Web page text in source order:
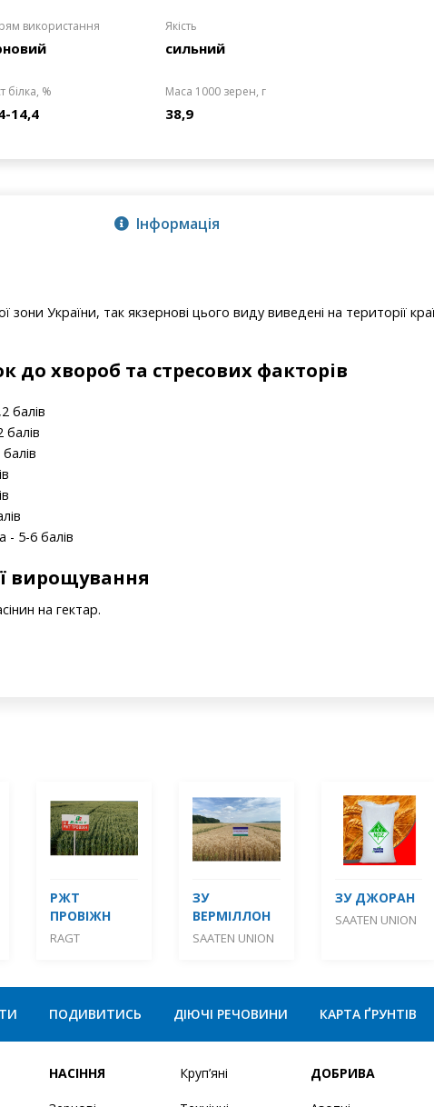
використання Якість
сильний
білка, %
14,4
Маса 1000 зерен, г
38,9
Інформація
зони України, так якзернові цього виду виведені на території
до хвороб та стресових факторів
балів
балів
- 5-6 балів
вирощування
на гектар.
РЖТ
ПРОВІЖН
RAGT
ЗУ
ВЕРМІЛЛОН
SAATEN UNION
ЗУ ДЖОРАН
SAATEN UNION
ПОДИВИТИСЬ ДІЮЧІ РЕЧОВИНИ КАРТА ҐРУНТІВ
НАСІННЯ Круп’яні ДОБРИВА